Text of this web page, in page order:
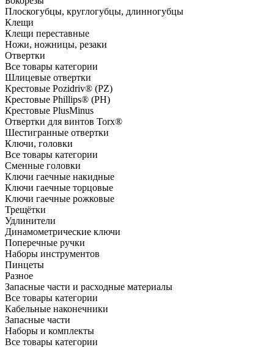
Плоскогубцы, круглогубцы, длинногубцы
Клещи
Клещи переставные
Ножи, ножницы, резаки
Отвертки
Все товары категории
Шлицевые отвертки
Крестовые Pozidriv® (PZ)
Крестовые Phillips® (PH)
Крестовые PlusMinus
Отвертки для винтов Torx®
Шестигранные отвертки
Ключи, головки
Все товары категории
Сменные головки
Ключи гаечные накидные
Ключи гаечные торцовые
Ключи гаечные рожковые
Трещётки
Удлинители
Динамометрические ключи
Поперечные ручки
Наборы инструментов
Пинцеты
Разное
Запасные части и расходные материалы
Все товары категории
Кабельные наконечники
Запасные части
Наборы и комплекты
Все товары категории